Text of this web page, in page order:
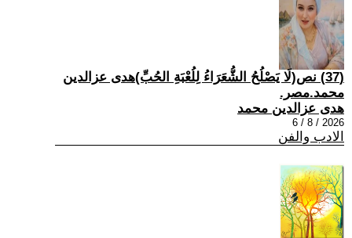
(37) نص(لَا يَصْلُحُ الشُّعَرَاءُ لِلُعْبَةِ الحُبِّ)هدى عزالدين
محمد.مصر.
هدى عزالدين محمد
2026 / 8 / 6
الادب والفن